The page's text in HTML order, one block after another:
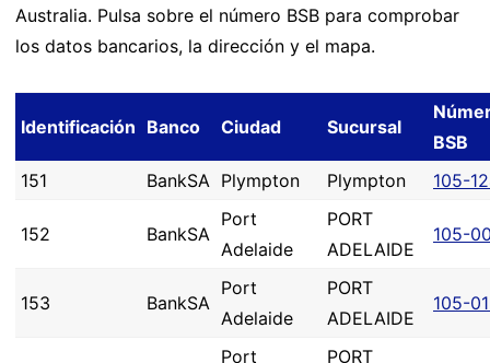
Australia. Pulsa sobre el número BSB para comprobar
los datos bancarios, la dirección y el mapa.
Identificación Banco Ciudad Sucursal
BSB
151
BankSA Plympton Plympton 105-
152 BankSA
Port
Adelaide
PORT
ADELAIDE
105-
153 BankSA
Port
Adelaide
PORT
ADELAIDE
105-
Port
PORT